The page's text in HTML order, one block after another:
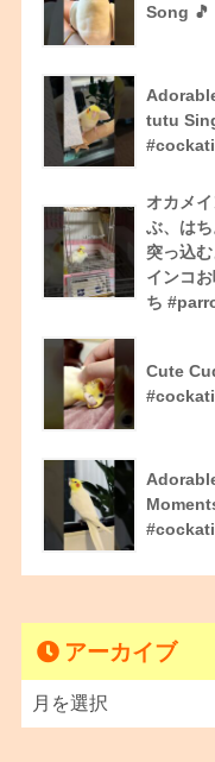
Song
tutu
オカメ
ぶ、は
突っ込
インコ
ち
Cute
アーカイブ